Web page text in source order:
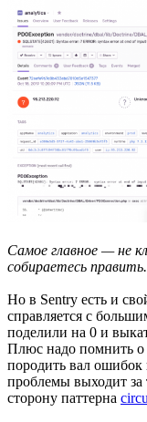
Самое главное — не
собираетесь
Но в Sentry есть и
справляется с
поделили на 0 и
Плюс надо помнить о
породить вал ошибок
проблемы выходит за
сторону паттерна